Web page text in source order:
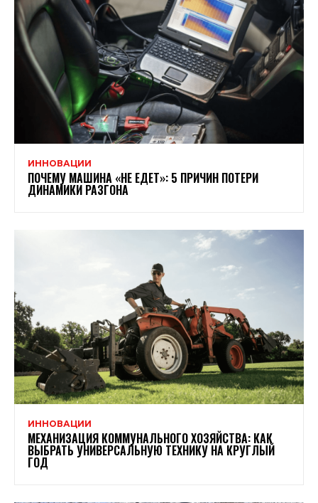
ИННОВАЦИИ
ПОЧЕМУ МАШИНА «НЕ ЕДЕТ»: 5 ПРИЧИН ПОТЕРИ
ДИНАМИКИ РАЗГОНА
ИННОВАЦИИ
МЕХАНИЗАЦИЯ КОММУНАЛЬНОГО ХОЗЯЙСТВА: КАК
ВЫБРАТЬ УНИВЕРСАЛЬНУЮ ТЕХНИКУ НА КРУГЛЫЙ
ГОД